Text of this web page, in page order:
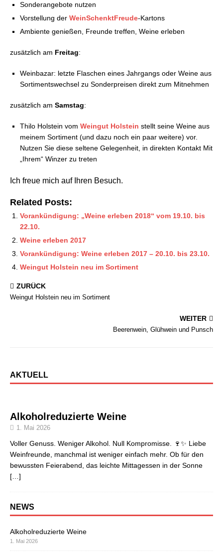
Sonderangebote nutzen
Vorstellung der WeinSchenktFreude-Kartons
Ambiente genießen, Freunde treffen, Weine erleben
zusätzlich am Freitag:
Weinbazar: letzte Flaschen eines Jahrgangs oder Weine aus
Sortimentswechsel zu Sonderpreisen direkt zum Mitnehmen
zusätzlich am Samstag:
Thilo Holstein vom Weingut Holstein stellt seine Weine aus
meinem Sortiment (und dazu noch ein paar weitere) vor.
Nutzen Sie diese seltene Gelegenheit, in direkten Kontakt Mit
„Ihrem“ Winzer zu treten
Ich freue mich auf Ihren Besuch.
Related Posts:
Vorankündigung: „Weine erleben 2018“ vom 19.10. bis
22.10.
Weine erleben 2017
Vorankündigung: Weine erleben 2017 – 20.10. bis 23.10.
Weingut Holstein neu im Sortiment
ZURÜCK
Weingut Holstein neu im Sortiment
WEITER
Beerenwein, Glühwein und Punsch
AKTUELL
Alkoholreduzierte Weine
1. Mai 2026
Voller Genuss. Weniger Alkohol. Null Kompromisse. 🍷✨ Liebe
Weinfreunde, manchmal ist weniger einfach mehr. Ob für den
bewussten Feierabend, das leichte Mittagessen in der Sonne
[…]
NEWS
Alkoholreduzierte Weine
1. Mai 2026